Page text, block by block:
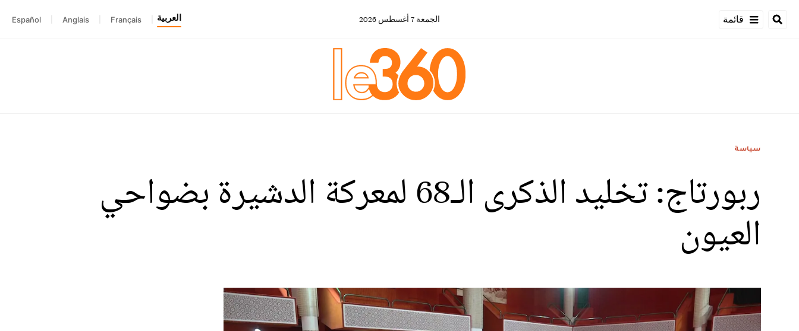
قائمة الجمعة 7 أغسطس 2026 العربية Français
Anglais
Español
سياسة
ربورتاج: تخليد الذكرى الـ68 لمعركة الدشيرة بضواحي
العيون